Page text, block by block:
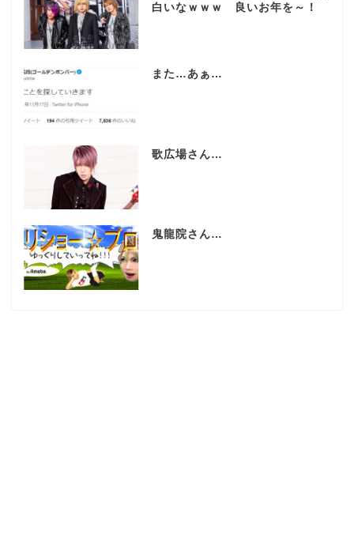
白いなｗｗｗ 良いお年を～！
また…あぁ…
歌広場さん…
鬼龍院さん…